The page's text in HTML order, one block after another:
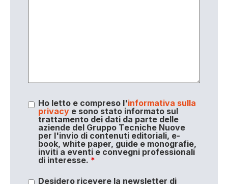
Ho letto e compreso l'informativa sulla
privacye sono stato informato sul
trattamento dei dati da parte delle
aziende del Gruppo Tecniche Nuove
per l'invio di contenuti editoriali, e-
book, white paper, guide e monografie,
inviti a eventi e convegni professionali
di interesse. *
Desidero ricevere la newsletter di